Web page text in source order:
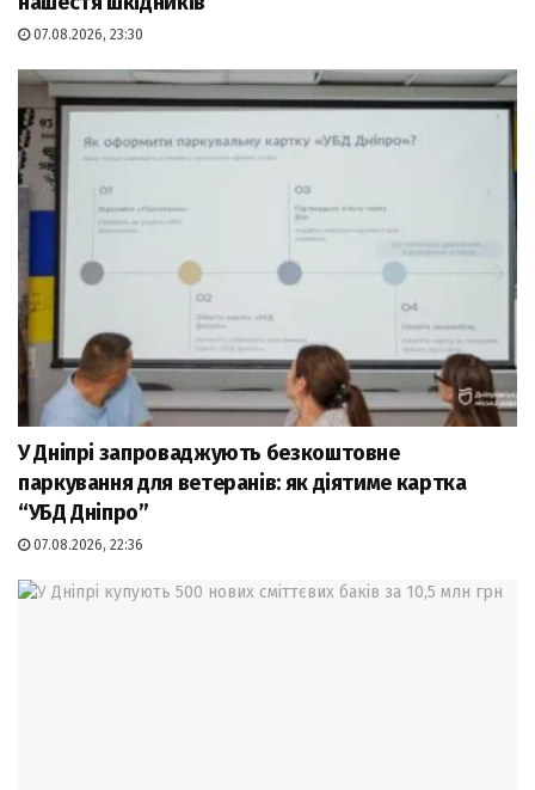
07.08.2026, 23:30
У Дніпрі запроваджують безкоштовне
паркування для ветеранів: як діятиме картка
“УБД Дніпро”
07.08.2026, 22:36